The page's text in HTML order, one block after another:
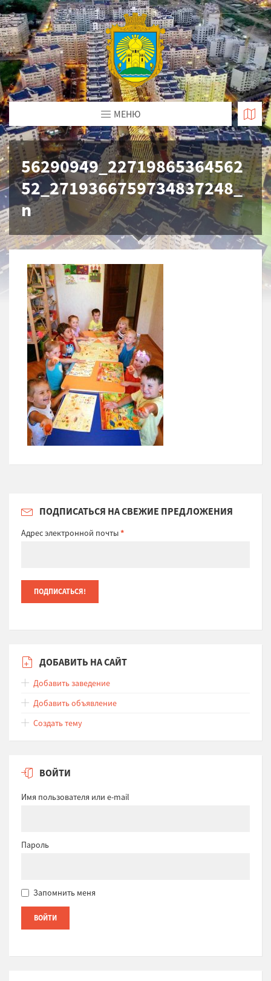
МЕНЮ
56290949_22719865364562
52_2719366759734837248_
n
ПОДПИСАТЬСЯ НА СВЕЖИЕ ПРЕДЛОЖЕНИЯ
Адрес электронной почты*
ДОБАВИТЬ НА САЙТ
Добавить заведение
Добавить объявление
Создать тему
ВОЙТИ
Имя пользователя или e-mail
Пароль
Запомнить меня